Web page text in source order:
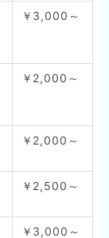
￥3,000～
￥2,000～
￥2,000～
￥2,500～
￥3,000～